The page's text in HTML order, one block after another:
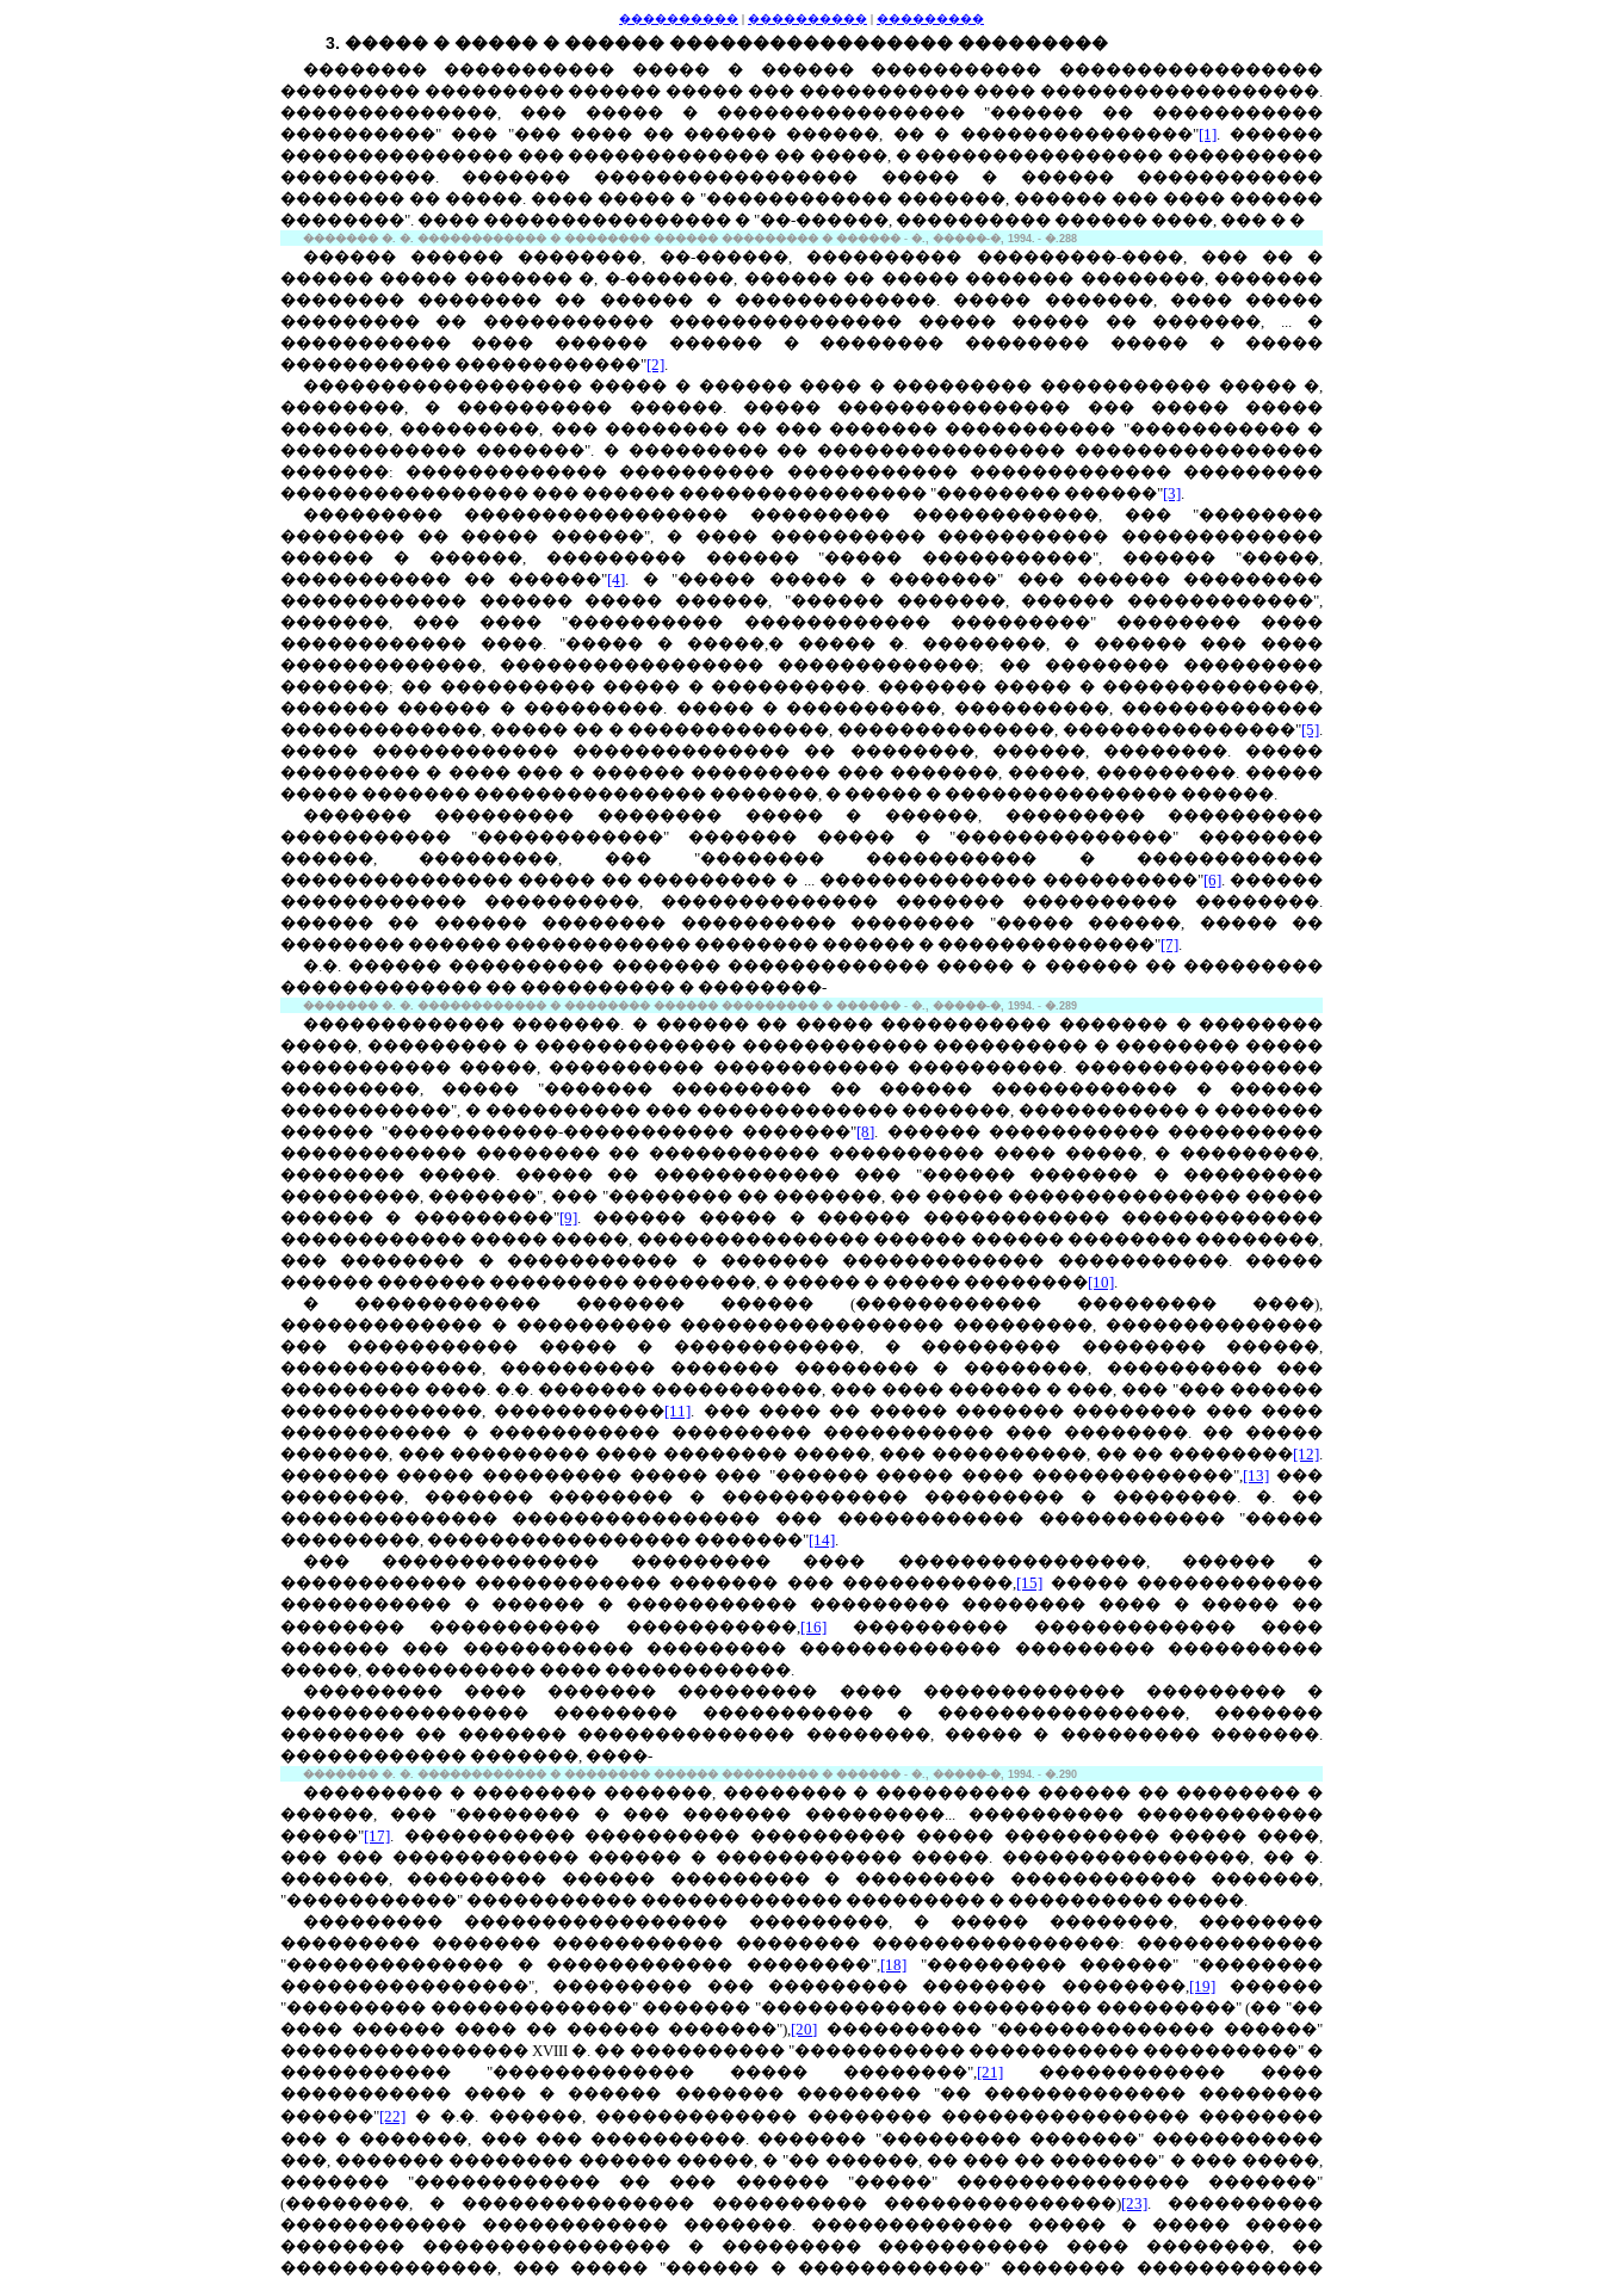
���������� | ���������� | ���������
3. ����� � ����� � ������ ����������������� ���������
�������� ����������� ����� � ������ ����������� �����������������
��������� ��������� ������ ����� ��� ����������� ���� ������������������.
��������������, ��� ����� � ���������������� "������ �� �����������
����������" ��� "��� ���� �� ������ ������, �� � ���������������"[1]. ������
��������������� ��� ������������� �� �����, � ���������������� ����������
����������. ������� ����������������� ����� � ������ ������������
�������� �� �����. ���� ����� � "������������ �������, ������ ��� ���� ������
��������". ���� ���������������� � "��-������, ���������� ������ ����, ��� � �
������� �. �. ������������ � �������� ������ ��������� � ������ -�., �����-�, 1994. -�.288
������ ������ ��������, ��-������, ���������� ���������-����, ��� �� �
������ ����� ������� �, �-�������, ������ �� ����� ������� ��������, �������
�������� �������� �� ������ � �������������. ����� �������, ���� �����
��������� �� ����������� ��������������� ����� ����� �� �������, ... �
����������� ���� ������ ������ � �������� �������� ����� � �����
����������� ������������"[2].
������������������ ����� � ������ ���� � ��������� ����������� ����� �,
��������, � ���������� ������. ����� ��������������� ��� ����� �����
�������, ���������, ��� �������� �� ��� ������� ����������� "����������� �
������������ �������". � ��������� �� ���������������� ����������������
�������: ������������� ���������� ����������� ������������� ���������
���������������� ��� ������ ���������������� "�������� ������"[3].
��������� ����������������� ��������� ������������, ��� "��������
�������� �� ����� ������", � ���� ���������� ����������� �������������
������ � ������, ��������� ������ "����� �����������", ������ "�����,
����������� �� ������"[4]. � "����� ����� � �������" ��� ������ ���������
������������ ������ ����� ������, "������ �������, ������ ������������",
�������, ��� ���� "���������� ������������ ���������" �������� ����
������������ ����. "����� � �����,� ����� �. ��������, � ������ ��� ����
�������������, ����������������� �������������; �� �������� ���������
�������; �� ���������� ����� � ����������. ������� ����� � ��������������,
������� ������ � ���������. ����� � ����������, ����������, �������������
�������������, ����� �� � �������������, ��������������, ���������������"[5].
����� ������������ �������������� �� ��������, ������, ��������. �����
��������� � ���� ��� � ������ ��������� ��� �������, �����, ���������. �����
����� ������� ��������������� �������, � ����� � ��������������� ������.
������� ��������� �������� ����� � ������, ��������� ����������
����������� "������������" ������� ����� � "��������������" ��������
������, ���������, ��� "�������� ����������� � ������������
��������������� ����� �� ��������� � ... �������������� ����������"[6]. ������
������������ ����������, �������������� ������� ���������� ��������.
������ �� ������ �������� ���������� �������� "����� ������, ����� ��
�������� ������ ������������ �������� ������ � ��������������"[7].
�.�. ������ ���������� ������� ������������� ����� � ������ �� ���������
������������� �� ���������� � ��������-
������� �. �. ������������ � �������� ������ ��������� � ������ -�., �����-�, 1994. -�.289
������������� �������. � ������ �� ����� ����������� ������� � ��������
�����, ��������� � ������������� ������������ ���������� � �������� �����
����������� �����, ���������� ������������ ����������. ����������������
���������, ����� "������� ��������� �� ������ ������������ � ������
�����������", � ���������� ��� ������������� �������, ����������� � �������
������ "�����������-����������� �������"[8]. ������ ����������� ����������
������������ �������� �� ����������� ���������� ���� �����, � ���������,
�������� �����. ����� �� ������������ ��� "������ ������� � ���������
���������, �������", ��� "�������� �� �������, �� ����� ��������������� �����
������ � ���������"[9]. ������ ����� � ������ ������������ �������������
������������ ����� �����, ��������������� ������ ������ �������� ��������,
��� �������� � ����������� � ������� ������������� �����������. �����
������ ������� ��������� ��������, � ����� � ����� ��������[10].
� ������������ ������� ������ (������������ ��������� ����),
������������� � ���������� ����������������� ���������, ��������������
��� ����������� ����� � ������������, � ��������� �������� ������,
�������������, ���������� ������� �������� � ��������, ���������� ���
��������� ����. �.�. ������� �����������, ��� ���� ������ � ���, ��� "��� ������
�������������, �����������[11]. ��� ���� �� ����� ������� �������� ��� ����
����������� � ����������� ��������� ����������� ��� ��������. �� �����
�������, ��� ��������� ���� �������� �����, ��� ����������, �� �� ��������[12].
������� ����� ��������� ����� ��� "������ ����� ���� �������������",[13]���
��������, ������� �������� � ������������ ��������� � ��������. �. ��
�������������� ���������������� ��� ������������ ������������ "�����
���������, ����������������� �������"[14].
��� �������������� ��������� ���� ����������������, ������ �
������������ ������������ ������� ��� �����������,[15]����� ������������
����������� � ������ � ����������� ��������� �������� ���� � ����� ��
�������� ����������� �����������,[16]
���������� ������������� ����
������� ��� ����������� ��������� ������������� ��������� ����������
�����, ����������� ���� ������������.
��������� ���� ������� ��������� ���� ������������� ��������� �
���������������� �������� ����������� � ����������������, �������
�������� �� ������� �������������� ��������, ����� � ��������� �������.
������������ �������, ����-
������� �. �. ������������ � �������� ������ ��������� � ������ -�., �����-�, 1994. -�.290
��������� � �������� �������, �������� � ���������� ������ �� �������� �
������, ��� "�������� � ��� ������� ���������... ���������� ������������
�����"[17]. ����������� ���������� ���������� ����� ���������� ����� ����,
��� ��� ������������ ������ � ������������ �����. ����������������, �� �.
�������, ��������� ������ ��������� � ��������� ������������ �������,
"�����������" ����������� ������������� ��������� � ���������� �����.
��������� ����������������� ���������, � ����� ��������, ��������
��������� ������� ����������� �������� ����������������: ������������
"�������������� � ������������ ��������",[18] "��������� ������" "��������
����������������", ��������� ��� ��������� �������� ��������,[19]������
"��������� �������������" ������� "������������ ��������� ���������" (�� "��
���� ������ ���� �� ������ �������"),[20] ���������� "�������������� ������"
���������������� XVIII�. �� ���������� "����������� ����������� ����������" �
����������� "������������� ����� ��������",[21] ������������ ����
����������� ���� � ������ ������� �������� "�� ������������� ��������
������"[22]
� �.�. ������, ������������� �������� ���������������� ��������
��� � �������, ��� ��� ����������. ������� "��������� �������" �����������
���, ������� �������� ������ �����, � "�� ������, �� ��� �� �������" � ��� �����,
������� "������������ �� ��� ������ "�����" ��������������� �������"
(��������, � ��������������� ���������� ���������������)[23]. ����������
������������ ������������ �������. ������������� ����� � ����� �����
�������� ���������������� � ��������� ����������� ���� ��������, ��
��������������, ��� ����� "������ � ������������" �������� ������������